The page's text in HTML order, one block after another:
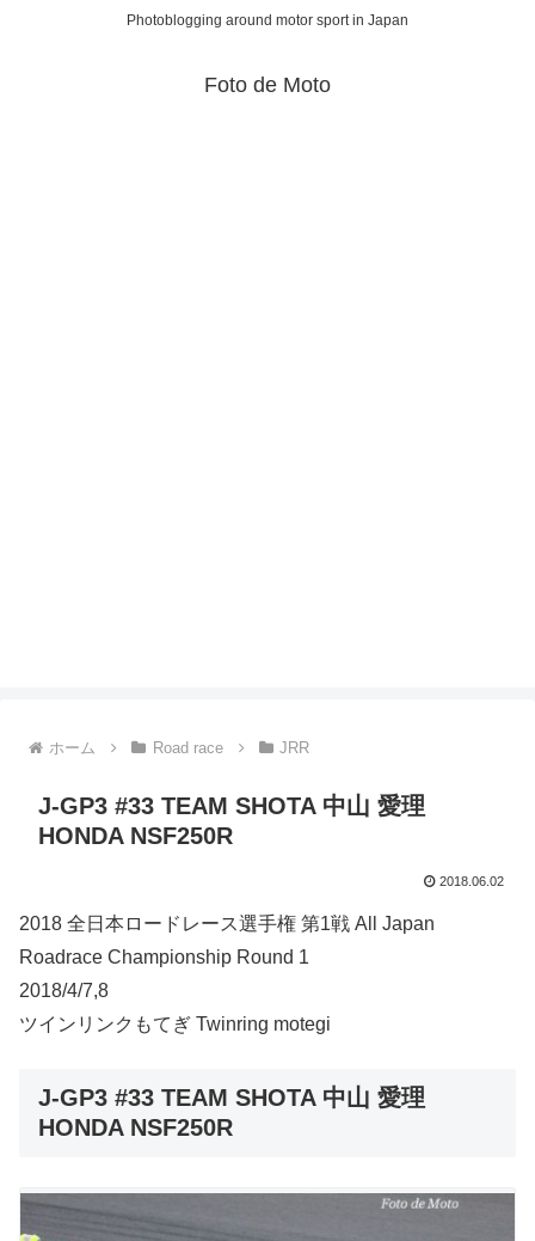
Photoblogging around motor sport in Japan
Foto de Moto
ホーム Road race JRR
J-GP3 #33 TEAM SHOTA 中山 愛理
HONDA NSF250R
2018.06.02
2018 全日本ロードレース選手権 第1戦 All Japan
Roadrace Championship Round 1
2018/4/7,8
ツインリンクもてぎ Twinring motegi
J-GP3 #33 TEAM SHOTA 中山 愛理
HONDA NSF250R